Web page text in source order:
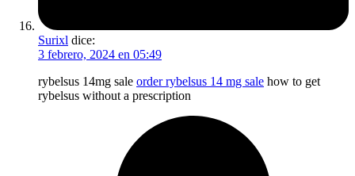
Surixl dice:
3 febrero, 2024 en 05:49
rybelsus 14mg sale order rybelsus 14 mg sale how to get
rybelsus without a prescription